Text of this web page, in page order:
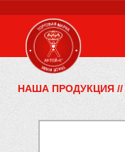
НАША ПРОДУКЦИЯ //